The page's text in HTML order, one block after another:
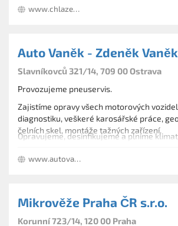
prostor. Speciální aplikace chlazení.
www.chlazeni-spacek.cz
Auto Vaněk - Zdeněk Vaněk
Slavníkovců 321/14, 709 00 Ostrava
Provozujeme pneuservis.
Zajistíme opravy všech motorových
diagnostiku, veškeré karosářské práce,
čelních skel, montáže tažných zařízení.
Opravujeme, desinfikujeme a plníme
www.autovanek.cz
Mikrověže Praha ČR s.r.o.
Korunní 723/14, 120 00 Praha